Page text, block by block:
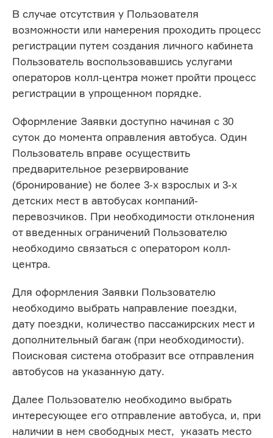
В случае отсутствия у Пользователя
возможности или намерения проходить процесс
регистрации путем создания личного кабинета
Пользователь воспользовавшись услугами
операторов колл-центра может пройти процесс
регистрации в упрощенном порядке.
Оформление Заявки доступно начиная с 30
суток до момента оправления автобуса. Один
Пользователь вправе осуществить
предварительное резервирование
(бронирование) не более 3-х взрослых и 3-х
детских мест в автобусах компаний-
перевозчиков. При необходимости отклонения
от введенных ограничений Пользователю
необходимо связаться с оператором колл-
центра.
Для оформления Заявки Пользователю
необходимо выбрать направление поездки,
дату поездки, количество пассажирских мест и
дополнительный багаж (при необходимости).
Поисковая система отобразит все отправления
автобусов на указанную дату.
Далее Пользователю необходимо выбрать
интересующее его отправление автобуса, и, при
наличии в нем свободных мест, указать место